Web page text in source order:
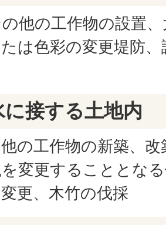
他の工作物の設置
は色彩の変更堤防
接する土地内
の工作物の新築、
変更することとな
更、木竹の伐採